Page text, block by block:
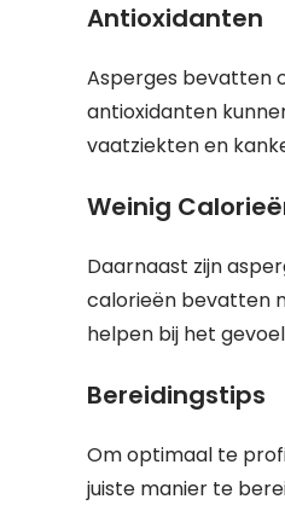
Antioxidanten
Asperges bevatten
antioxidanten
vaatziekten en
Weinig
Daarnaast zijn
calorieën bevatten
helpen bij het
Bereidingstips
Om optimaal te
juiste manier te